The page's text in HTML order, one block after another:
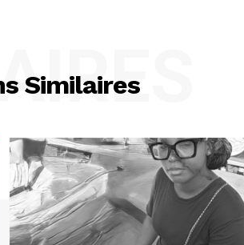
Similaires